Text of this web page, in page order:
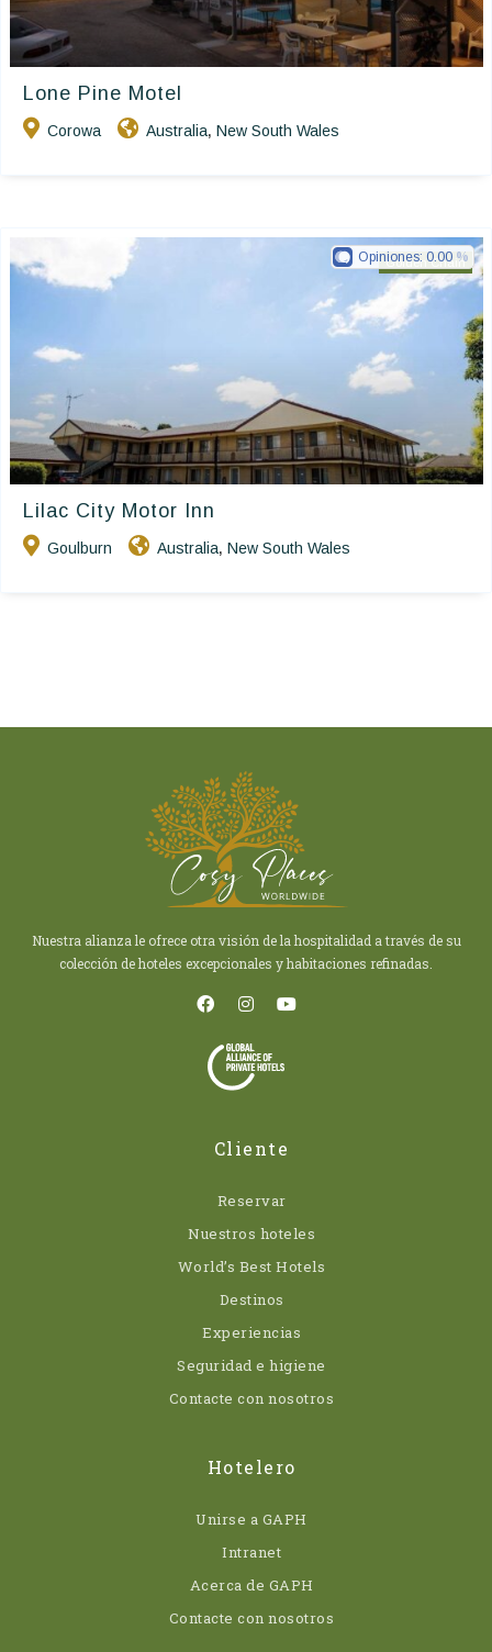
Lone Pine Motel
Corowa Australia, New South Wales
Golden Chain
Lilac City Motor Inn
Goulburn Australia, New South Wales
Opiniones: 0.00
Nuestra alianza le ofrece otra visión de la hospitalidad a través de su
colección de hoteles excepcionales y habitaciones refinadas.
Cliente
Reservar
Nuestros hoteles
World’s Best Hotels
Destinos
Experiencias
Seguridad e higiene
Contacte con nosotros
Hotelero
Unirse a GAPH
Intranet
Acerca de GAPH
Contacte con nosotros